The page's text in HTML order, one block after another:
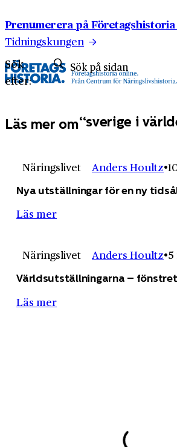
Prenumerera på Företagshistoria
Tidningskungen
Sök
efter:
Läs mer om sverige i
Näringslivet Anders Houltz
Nya utställningar för en ny
Läs mer
Näringslivet Anders Houltz 5
Världs­utställningarna –
Läs mer